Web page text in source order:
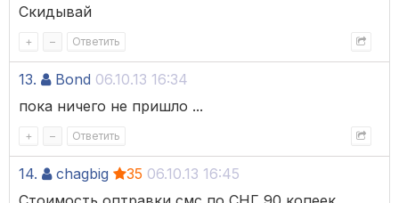
Скидывай
+ – Ответить
13. Bond 06.10.13 16:34
пока ничего не пришло ...
+ – Ответить
14. chagbig 35 06.10.13 16:45